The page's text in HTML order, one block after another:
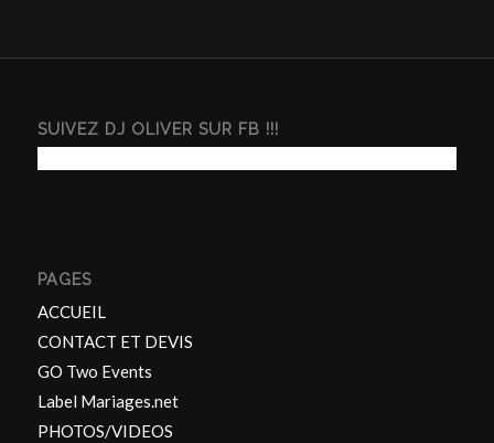
SUIVEZ DJ OLIVER SUR FB !!!
PAGES
ACCUEIL
CONTACT ET DEVIS
GO Two Events
Label Mariages.net
PHOTOS/VIDEOS